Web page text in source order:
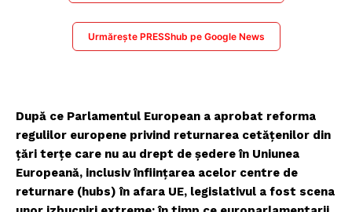
Urmărește PRESShub pe Google News
După ce Parlamentul European a aprobat reforma
regulilor europene privind returnarea cetățenilor din
țări terțe care nu au drept de ședere în Uniunea
Europeană, inclusiv înființarea acelor centre de
returnare (hubs) în afara UE, legislativul a fost scena